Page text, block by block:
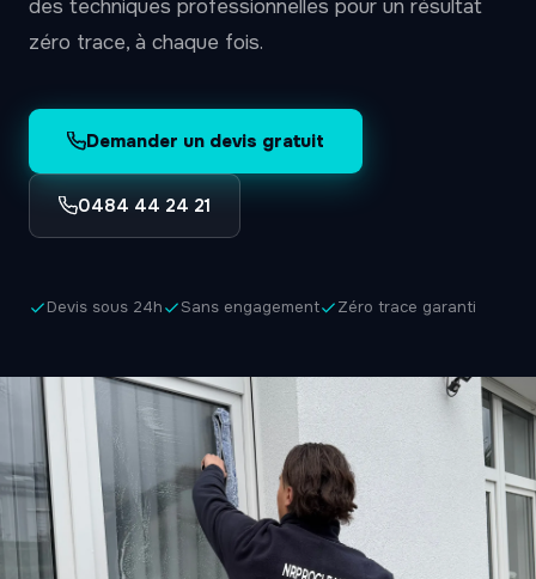
des techniques professionnelles pour un résultat
zéro trace, à chaque fois.
Demander un devis gratuit
0484 44 24 21
Devis sous 24h Sans engagement Zéro trace garanti